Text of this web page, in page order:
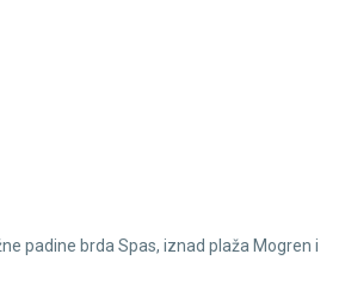
padine brda Spas, iznad plaža Mogren i